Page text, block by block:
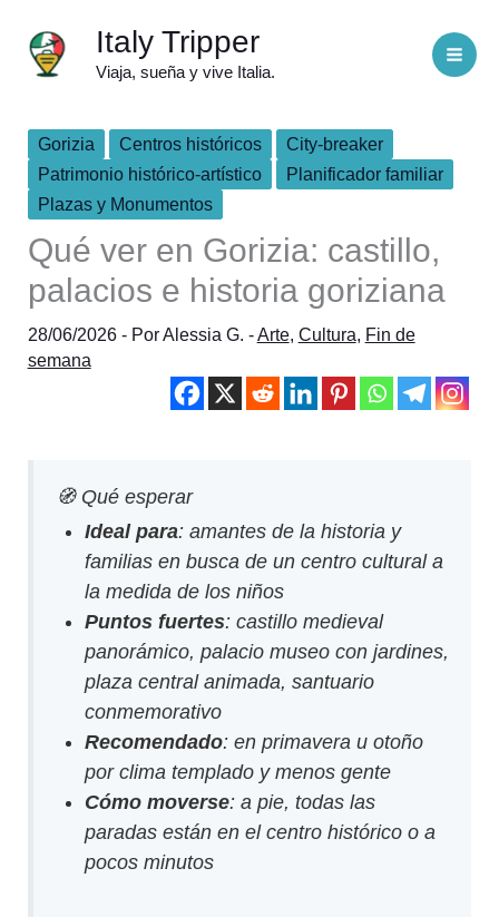
contenido
Italy Tripper
Viaja, sueña y vive Italia.
Gorizia Centros históricos
City-breaker
Patrimonio histórico-artístico
Planificador familiar
Plazas y Monumentos
Qué ver en Gorizia: castillo,
palacios e historia goriziana
28/06/2026 - PorAlessia G. -Arte, Cultura, Fin de
semana
🧭 Qué esperar
Ideal para: amantes de la historia y
familias en busca de un centro cultural a
la medida de los niños
Puntos fuertes: castillo medieval
panorámico, palacio museo con jardines,
plaza central animada, santuario
conmemorativo
Recomendado: en primavera u otoño
por clima templado y menos gente
Cómo moverse: a pie, todas las
paradas están en el centro histórico o a
pocos minutos